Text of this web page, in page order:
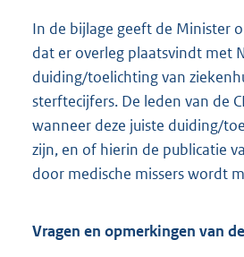
In de bijlage geeft de Minister
dat er overleg plaatsvindt met
duiding/toelichting van
sterftecijfers. De leden van de
wanneer deze juiste duiding/
zijn, en of hierin de publicatie
door medische missers wordt
Vragen en opmerkingen van